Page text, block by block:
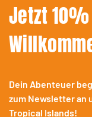
Jetzt 10%
Dein Abenteuer
zum Newsletter an
Tropical Islands!